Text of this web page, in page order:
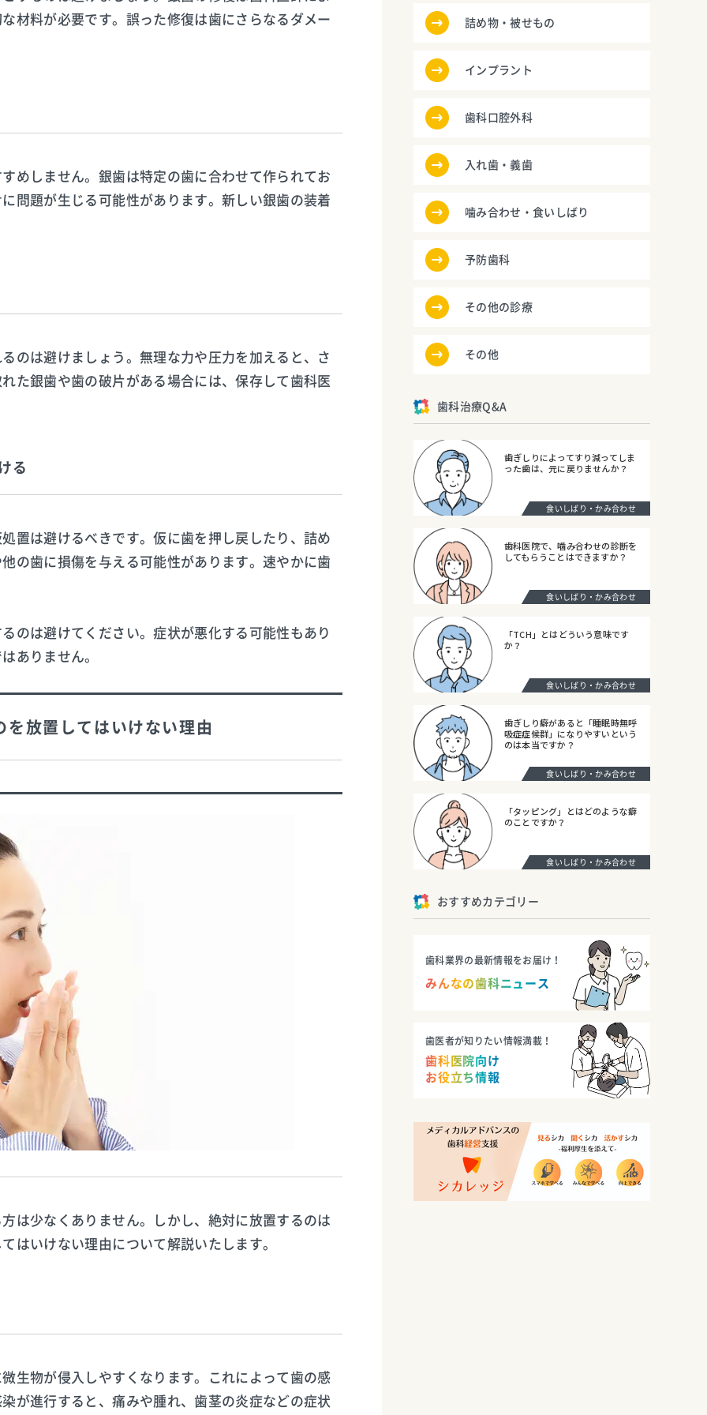
材料が必要です。誤った修復は歯にさらなるダメー
めしません。銀歯は特定の歯に合わせて作られてお
問題が生じる可能性があります。新しい銀歯の装着
のは避けましょう。無理な力や圧力を加えると、さ
た銀歯や歯の破片がある場合には、保存して歯科医
る
置は避けるべきです。仮に歯を押し戻したり、詰め
の歯に損傷を与える可能性があります。速やかに歯
のは避けてください。症状が悪化する可能性もあり
ありません。
を放置してはいけない理由
は少なくありません。しかし、絶対に放置するのは
はいけない理由について解説いたします。
生物が侵入しやすくなります。これによって歯の感
が進行すると、痛みや腫れ、歯茎の炎症などの症状
詰め物・被せもの
インプラント
歯科口腔外科
入れ歯・義歯
噛み合わせ・食いしばり
予防歯科
その他の診療
その他
歯科治療Q&A
歯ぎしりによってすり減ってしま
った歯は、元に戻りませんか？
食いしばり・かみ合わせ
歯科医院で、噛み合わせの診断を
してもらうことはできますか？
食いしばり・かみ合わせ
「TCH」とはどういう意味です
か？
食いしばり・かみ合わせ
歯ぎしり癖があると「睡眠時無呼
吸症症候群」になりやすいという
のは本当ですか？
食いしばり・かみ合わせ
「タッピング」とはどのような癖
のことですか？
食いしばり・かみ合わせ
おすすめカテゴリー
歯科業界の最新情報をお届け！
みんなの歯科ニュース
歯医者が知りたい情報満載！
歯科医院向け
お役立ち情報